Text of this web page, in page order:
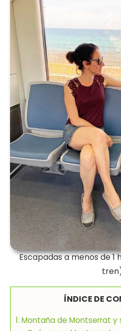
Escapadas a menos de
ÍNDICE DE
1. Montaña de Montserrat